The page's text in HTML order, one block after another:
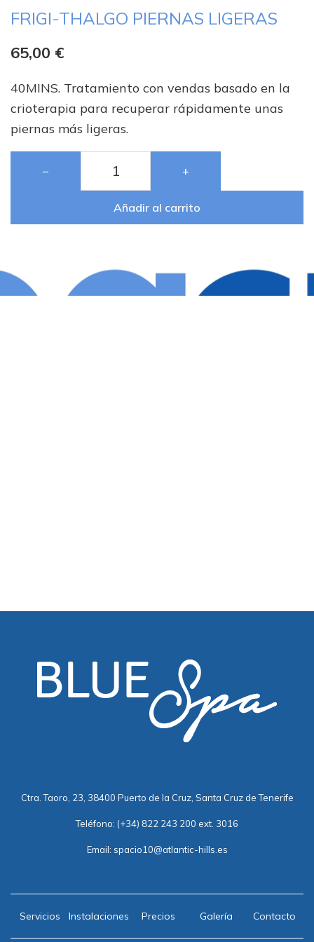
FRIGI-THALGO PIERNAS LIGERAS
65,00 €
40MINS. Tratamiento con vendas basado en la
crioterapia para recuperar rápidamente unas
piernas más ligeras.
− +
Añadir al carrito
Ctra. Taoro, 23, 38400 Puerto de la Cruz, Santa Cruz de Tenerife
Teléfono: (+34) 822 243 200 ext. 3016
Email: spacio10@atlantic-hills.es
Servicios Instalaciones Precios Galería Contacto